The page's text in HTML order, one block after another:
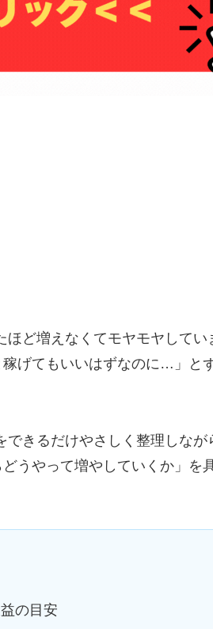
ど増えなくてモヤモヤしてい
げてもいいはずなのに…」と
できるだけやさしく整理しなが
うやって増やしていくか」を
の目安